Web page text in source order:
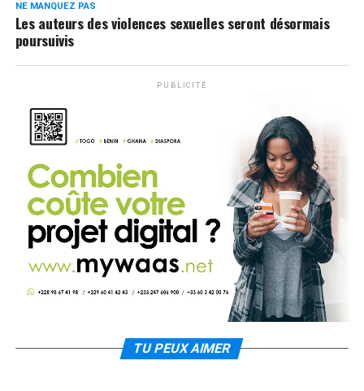
NE MANQUEZ PAS
Les auteurs des violences sexuelles seront désormais
poursuivis
PUBLICITÉ
TU PEUX AIMER